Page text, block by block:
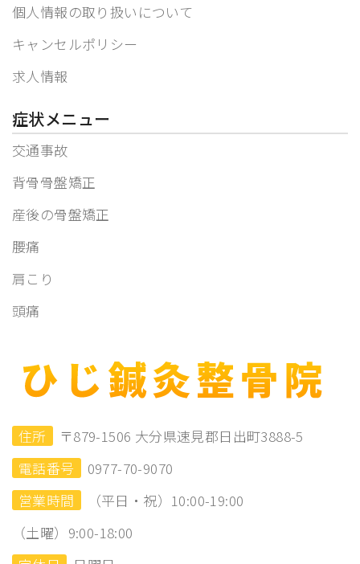
個人情報の取り扱いについて
キャンセルポリシー
求人情報
症状メニュー
交通事故
背骨骨盤矯正
産後の骨盤矯正
腰痛
肩こり
頭痛
住所
〒879-1506 大分県速見郡日出町3888-5
電話番号
0977-70-9070
営業時間
（平日・祝）10:00-19:00
（土曜）9:00-18:00